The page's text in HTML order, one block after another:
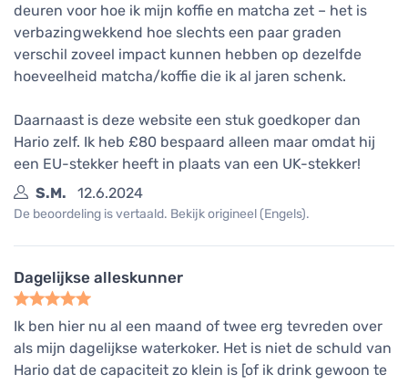
deuren voor hoe ik mijn koffie en matcha zet – het is
verbazingwekkend hoe slechts een paar graden
verschil zoveel impact kunnen hebben op dezelfde
hoeveelheid matcha/koffie die ik al jaren schenk.
Daarnaast is deze website een stuk goedkoper dan
Hario zelf. Ik heb £80 bespaard alleen maar omdat hij
een EU-stekker heeft in plaats van een UK-stekker!
S.M.
12.6.2024
De beoordeling is vertaald. Bekijk origineel (Engels).
Dagelijkse alleskunner
Ik ben hier nu al een maand of twee erg tevreden over
als mijn dagelijkse waterkoker. Het is niet de schuld van
Hario dat de capaciteit zo klein is [of ik drink gewoon te